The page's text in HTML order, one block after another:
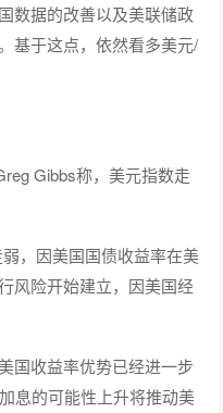
数据的改善以及美联储政
基于这点，依然看多美元/
Gibbs称，美元指数走
，因美国国债收益率在美
风险开始建立，因美国经
国收益率优势已经进一步
息的可能性上升将推动美